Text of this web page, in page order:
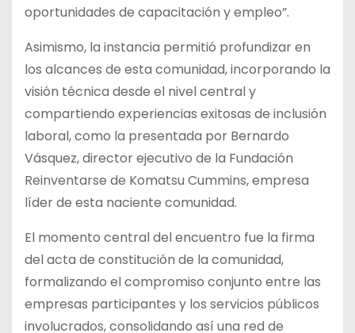
oportunidades de capacitación y empleo”.
Asimismo, la instancia permitió profundizar en
los alcances de esta comunidad, incorporando la
visión técnica desde el nivel central y
compartiendo experiencias exitosas de inclusión
laboral, como la presentada por Bernardo
Vásquez, director ejecutivo de la Fundación
Reinventarse de Komatsu Cummins, empresa
líder de esta naciente comunidad.
El momento central del encuentro fue la firma
del acta de constitución de la comunidad,
formalizando el compromiso conjunto entre las
empresas participantes y los servicios públicos
involucrados, consolidando así una red de